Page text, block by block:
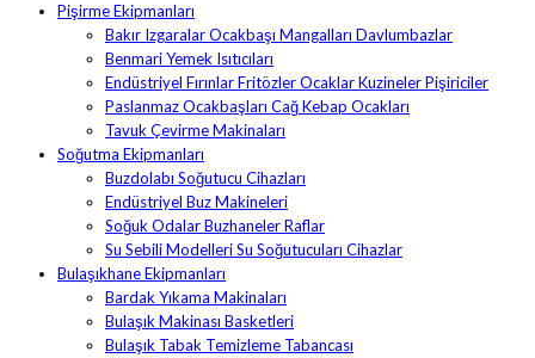
Pişirme Ekipmanları
Bakır Izgaralar Ocakbaşı Mangalları Davlumbazlar
Benmari Yemek Isıtıcıları
Endüstriyel Fırınlar Fritözler Ocaklar Kuzineler Pişiriciler
Paslanmaz Ocakbaşları Cağ Kebap Ocakları
Tavuk Çevirme Makinaları
Soğutma Ekipmanları
Buzdolabı Soğutucu Cihazları
Endüstriyel Buz Makineleri
Soğuk Odalar Buzhaneler Raflar
Su Sebili Modelleri Su Soğutucuları Cihazlar
Bulaşıkhane Ekipmanları
Bardak Yıkama Makinaları
Bulaşık Makinası Basketleri
Bulaşık Tabak Temizleme Tabancası